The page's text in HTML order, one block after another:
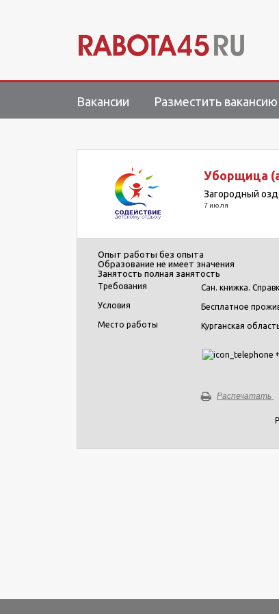
Вакансии Разместить вакансию
Уборщица
Загородный
7 июля
Опыт работы без опыта
Образование не имеет значения
Занятость полная занятость
Требования
Сан. книжка.
Условия
Бесплатное
Место работы
Курганская
Распечатать